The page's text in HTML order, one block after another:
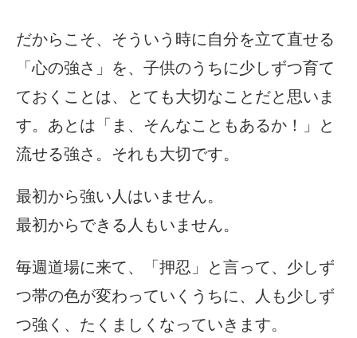
だからこそ、そういう時に自分を立て直せる
「心の強さ」を、子供のうちに少しずつ育て
ておくことは、とても大切なことだと思いま
す。あとは「ま、そんなこともあるか！」と
流せる強さ。それも大切です。
最初から強い人はいません。
最初からできる人もいません。
毎週道場に来て、「押忍」と言って、少しず
つ帯の色が変わっていくうちに、人も少しず
つ強く、たくましくなっていきます。